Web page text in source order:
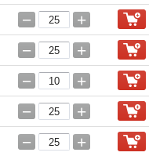
− +
− +
− +
− +
− +